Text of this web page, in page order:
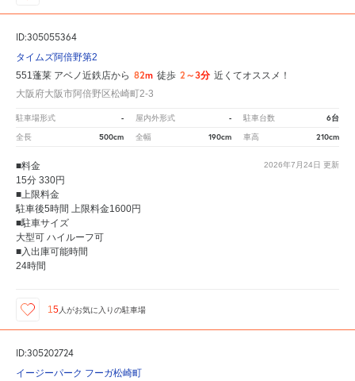
ID:305055364
タイムズ阿倍野第2
551蓬莱 アベノ近鉄店から 82m 徒歩 2～3分 近くてオススメ！
大阪府大阪市阿倍野区松崎町2-3
駐車場形式 - 屋内外形式 - 駐車台数 6台
全長 500cm 全幅 190cm 車高 210cm
2026年7月24日 更新
■料金
15分 330円
■上限料金
駐車後5時間 上限料金1600円
■駐車サイズ
大型可 ハイルーフ可
■入出庫可能時間
24時間
15 人がお気に入りの駐車場
ID:305202724
イージーパーク フーガ松崎町